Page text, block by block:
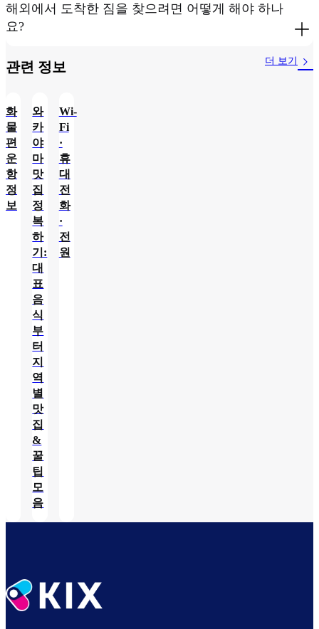
해외에서 도착한 짐을 찾으려면 어떻게 해야 하나
요?
관련 정보​ 더 보기
화
물
편
운
항
정
보
와
카
야
마
맛
집
정
복
하
기:
대
표
음
식
부
터
지
역
별
맛
집
&
꿀
팁
모
음
Wi-
Fi
·
휴
대
전
화
·
전
원